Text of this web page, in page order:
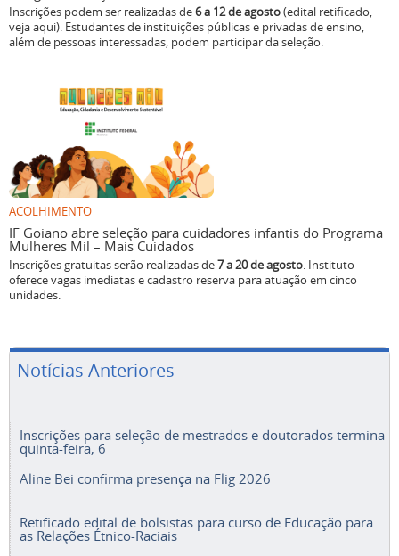
Inscrições podem ser realizadas de6 a 12 de agosto(edital retificado,
veja aqui). Estudantes de instituições públicas e privadas de ensino,
além de pessoas interessadas, podem participar da seleção.
ACOLHIMENTO
IF Goiano abre seleção para cuidadores infantis do Programa
Mulheres Mil – Mais Cuidados
Inscrições gratuitas serão realizadas de7 a 20 de agosto. Instituto
oferece vagas imediatas e cadastro reserva para atuação em cinco
unidades.
Notícias Anteriores
Inscrições para seleção de mestrados e doutorados termina
quinta-feira, 6
Aline Bei confirma presença na Flig 2026
Retificado edital de bolsistas para curso de Educação para
as Relações Étnico-Raciais